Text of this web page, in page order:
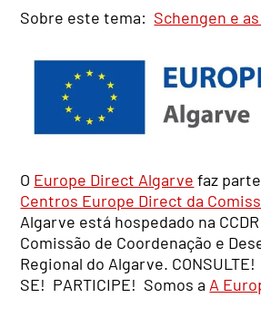
Sobre este tema: Schengen e
O Europe Direct Algarve faz
Centros Europe Direct da
Algarve está hospedado na
Comissão de Coordenação e
Regional do Algarve. CONSULTE!
SE! PARTICIPE! Somos a A